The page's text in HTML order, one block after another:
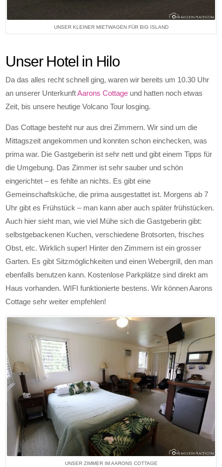
UNSER KLEINER MIETWAGEN FÜR BIG ISLAND
Unser Hotel in Hilo
Da das alles recht schnell ging, waren wir bereits um 10.30 Uhr
an unserer UnterkunftAarons Cottage und hatten noch etwas
Zeit, bis unsere heutige Volcano Tour losging.
Das Cottage besteht nur aus drei Zimmern. Wir sind um die
Mittagszeit angekommen und konnten schon einchecken, was
prima war. Die Gastgeberin ist sehr nett und gibt einem Tipps für
die Umgebung. Das Zimmer ist sehr sauber und schön
eingerichtet – es fehlte an nichts. Es gibt eine
Gemeinschaftsküche, die prima ausgestattet ist. Morgens ab 7
Uhr gibt es Frühstück – man kann aber auch später frühstücken.
Auch hier sieht man, wie viel Mühe sich die Gastgeberin gibt:
selbstgebackenen Kuchen, verschiedene Brotsorten, frisches
Obst, etc. Wirklich super! Hinter den Zimmern ist ein grosser
Garten. Es gibt Sitzmöglichkeiten und einen Webergrill, den man
ebenfalls benutzen kann. Kostenlose Parkplätze sind direkt am
Haus vorhanden. WIFI funktionierte bestens. Wir können Aarons
Cottage sehr weiter empfehlen!
UNSER ZIMMER IM AARONS COTTAGE